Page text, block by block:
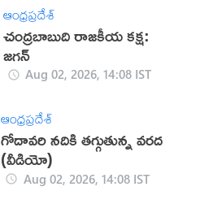
ఆంధ్రప్రదేశ్
చంద్రబాబుది రాజకీయ కక్ష:
జగన్
Aug 02, 2026, 14:08 IST
ఆంధ్రప్రదేశ్
గోదావరి నదికి తగ్గుతున్న వరద
(వీడియో)
Aug 02, 2026, 14:08 IST